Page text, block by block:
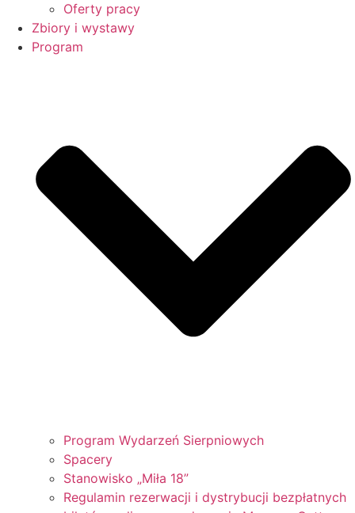
Oferty pracy
Zbiory i wystawy
Program
Program Wydarzeń Sierpniowych
Spacery
Stanowisko „Miła 18”
Regulamin rezerwacji i dystrybucji bezpłatnych